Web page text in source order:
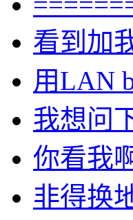
看到加
用LAN
我想问
你看我
非得换